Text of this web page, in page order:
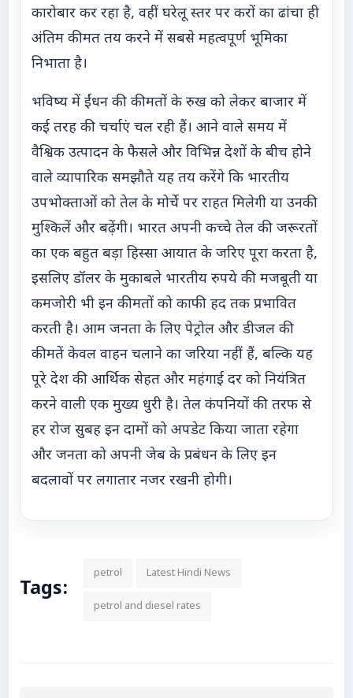
कारोबार कर रहा है, वहीं घरेलू स्तर पर करों का ढांचा ही
अंतिम कीमत तय करने में सबसे महत्वपूर्ण भूमिका
निभाता है।
भविष्य में ईंधन की कीमतों के रुख को लेकर बाजार में
कई तरह की चर्चाएं चल रही हैं। आने वाले समय में
वैश्विक उत्पादन के फैसले और विभिन्न देशों के बीच होने
वाले व्यापारिक समझौते यह तय करेंगे कि भारतीय
उपभोक्ताओं को तेल के मोर्चे पर राहत मिलेगी या उनकी
मुश्किलें और बढ़ेंगी। भारत अपनी कच्चे तेल की जरूरतों
का एक बहुत बड़ा हिस्सा आयात के जरिए पूरा करता है,
इसलिए डॉलर के मुकाबले भारतीय रुपये की मजबूती या
कमजोरी भी इन कीमतों को काफी हद तक प्रभावित
करती है। आम जनता के लिए पेट्रोल और डीजल की
कीमतें केवल वाहन चलाने का जरिया नहीं हैं, बल्कि यह
पूरे देश की आर्थिक सेहत और महंगाई दर को नियंत्रित
करने वाली एक मुख्य धुरी है। तेल कंपनियों की तरफ से
हर रोज सुबह इन दामों को अपडेट किया जाता रहेगा
और जनता को अपनी जेब के प्रबंधन के लिए इन
बदलावों पर लगातार नजर रखनी होगी।
Tags:
petrol Latest Hindi News
petrol and diesel rates